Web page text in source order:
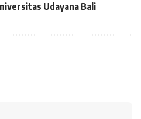
Udayana Bali